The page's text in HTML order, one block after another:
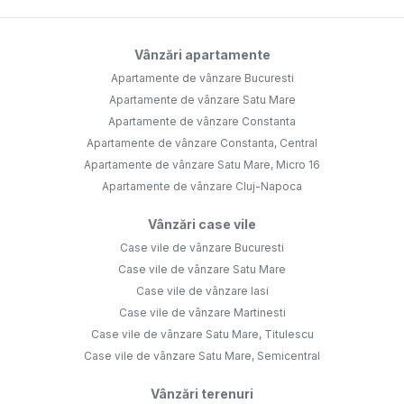
Vânzări apartamente
Apartamente de vânzare Bucuresti
Apartamente de vânzare Satu Mare
Apartamente de vânzare Constanta
Apartamente de vânzare Constanta, Central
Apartamente de vânzare Satu Mare, Micro 16
Apartamente de vânzare Cluj-Napoca
Vânzări case vile
Case vile de vânzare Bucuresti
Case vile de vânzare Satu Mare
Case vile de vânzare Iasi
Case vile de vânzare Martinesti
Case vile de vânzare Satu Mare, Titulescu
Case vile de vânzare Satu Mare, Semicentral
Vânzări terenuri